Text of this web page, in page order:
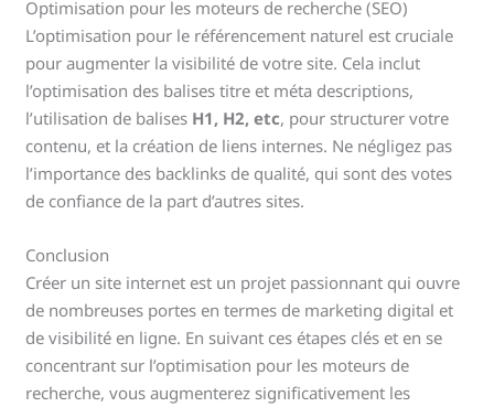
Optimisation pour les moteurs de recherche (SEO)
L’optimisation pour le référencement naturel est cruciale
pour augmenter la visibilité de votre site. Cela inclut
l’optimisation des balises titre et méta descriptions,
l’utilisation de balises H1, H2, etc, pour structurer votre
contenu, et la création de liens internes. Ne négligez pas
l’importance des backlinks de qualité, qui sont des votes
de confiance de la part d’autres sites.
Conclusion
Créer un site internet est un projet passionnant qui ouvre
de nombreuses portes en termes de marketing digital et
de visibilité en ligne. En suivant ces étapes clés et en se
concentrant sur l’optimisation pour les moteurs de
recherche, vous augmenterez significativement les